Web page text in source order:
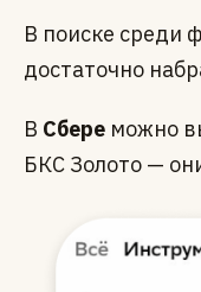
В поиске среди
достаточно
В Сбере можно
БКС Золото —